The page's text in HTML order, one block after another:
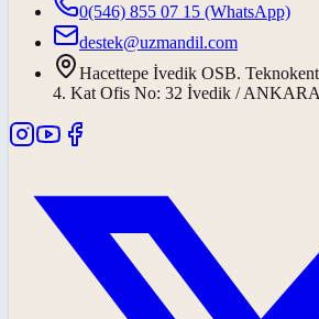
0(546) 855 07 15 (WhatsApp)
destek@uzmandil.com
Hacettepe İvedik OSB.
4. Kat Ofis No: 32 İvedik / ANKARA